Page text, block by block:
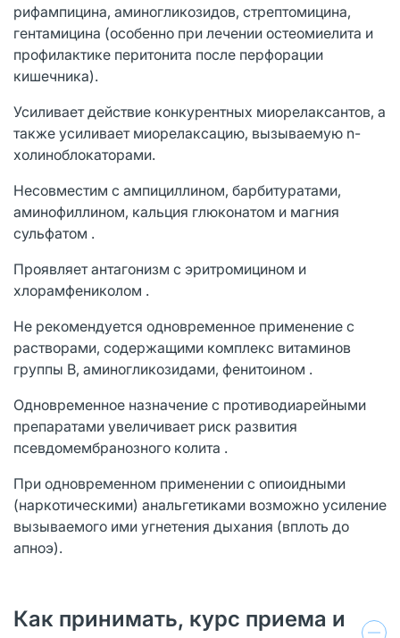
рифампицина, аминогликозидов, стрептомицина,
гентамицина (особенно при лечении остеомиелита и
профилактике перитонита после перфорации
кишечника).
Усиливает действие конкурентных миорелаксантов, а
также усиливает миорелаксацию, вызываемую n-
холиноблокаторами.
Несовместим с ампициллином, барбитуратами,
аминофиллином, кальция глюконатом и магния
сульфатом .
Проявляет антагонизм с эритромицином и
хлорамфениколом .
Не рекомендуется одновременное применение с
растворами, содержащими комплекс витаминов
группы В, аминогликозидами, фенитоином .
Одновременное назначение с противодиарейными
препаратами увеличивает риск развития
псевдомембранозного колита .
При одновременном применении с опиоидными
(наркотическими) анальгетиками возможно усиление
вызываемого ими угнетения дыхания (вплоть до
апноэ).
Как принимать, курс приема и